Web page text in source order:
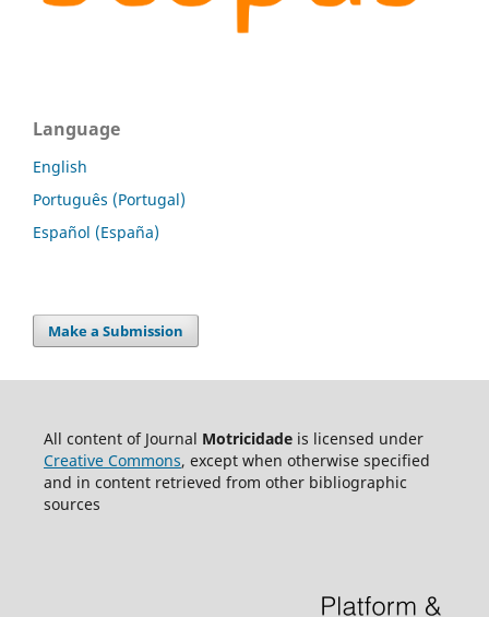
Language
English
Português (Portugal)
Español (España)
Make a Submission
All content of Journal Motricidadeis licensed under
Creative Commons, except when otherwise specified
and in content retrieved from other bibliographic
sources